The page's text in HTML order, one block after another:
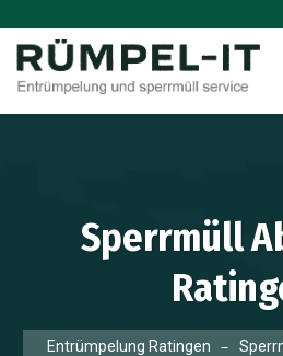
Sperrmüll
Entrümpelung Ratingen